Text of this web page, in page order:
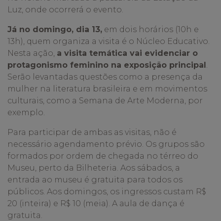
Luz, onde ocorrerá o evento.
Já no domingo, dia 13, em dois horários (10h e
13h), quem organiza a visita é o Núcleo Educativo.
Nesta ação, a visita temática vai evidenciar o
protagonismo feminino na exposição principal.
Serão levantadas questões como a presença da
mulher na literatura brasileira e em movimentos
culturais, como a Semana de Arte Moderna, por
exemplo.
Para participar de ambas as visitas, não é
necessário agendamento prévio. Os grupos são
formados por ordem de chegada no térreo do
Museu, perto da Bilheteria. Aos sábados, a
entrada ao museu é gratuita para todos os
públicos. Aos domingos, os ingressos custam R$
20 (inteira) e R$ 10 (meia). A aula de dança é
gratuita.